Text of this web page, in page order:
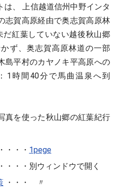
は、 上信越道信州中野インタ
志賀高原経由で奥志賀高原林
紅葉していない越後秋山郷
ず、奥志賀高原林道の一部
島平村のカヤノキ平高原への
1時間40分で馬曲温泉へ到
真を使った秋山郷の紅葉紀行
・・・ 1pege
・・・別ウィンドウで開く
・・・ 〃